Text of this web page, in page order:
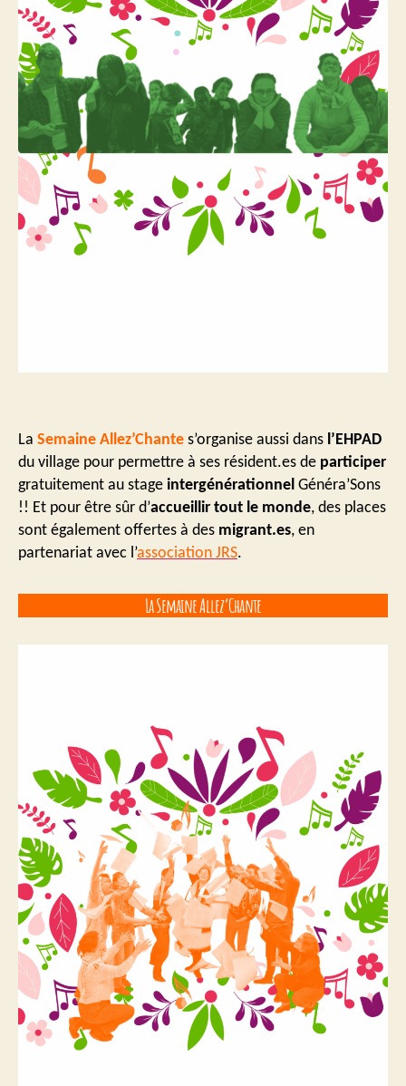
La Semaine Allez’Chante s’organise aussi dans l’EHPAD
du village pour permettre à ses résident.es de participer
gratuitement au stage intergénérationnel Généra’Sons
!! Et pour être sûr d’accueillir tout le monde, des places
sont également offertes à des migrant.es, en
partenariat avec l’association JRS.
La Semaine Allez’Chante